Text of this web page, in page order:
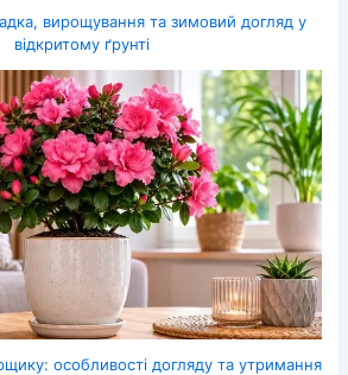
вирощування та зимовий догляд у
відкритому ґрунті
особливості догляду та утримання